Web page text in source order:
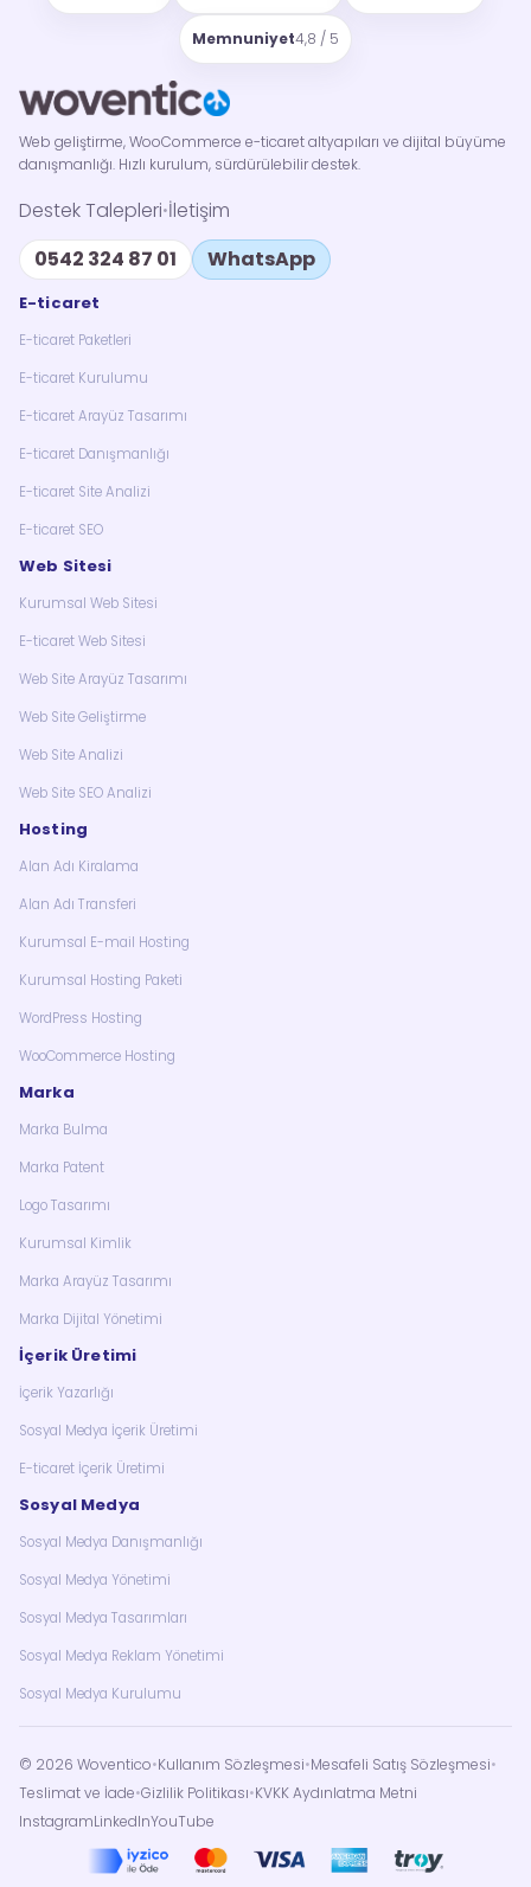
Memnuniyet4,8 / 5
Web geliştirme, WooCommerce e-ticaret altyapıları ve dijital büyüme
danışmanlığı. Hızlı kurulum, sürdürülebilir destek.
Destek Talepleri•İletişim
0542 324 87 01
WhatsApp
E-ticaret
E-ticaret Paketleri
E-ticaret Kurulumu
E-ticaret Arayüz Tasarımı
E-ticaret Danışmanlığı
E-ticaret Site Analizi
E-ticaret SEO
Web Sitesi
Kurumsal Web Sitesi
E-ticaret Web Sitesi
Web Site Arayüz Tasarımı
Web Site Geliştirme
Web Site Analizi
Web Site SEO Analizi
Hosting
Alan Adı Kiralama
Alan Adı Transferi
Kurumsal E-mail Hosting
Kurumsal Hosting Paketi
WordPress Hosting
WooCommerce Hosting
Marka
Marka Bulma
Marka Patent
Logo Tasarımı
Kurumsal Kimlik
Marka Arayüz Tasarımı
Marka Dijital Yönetimi
İçerik Üretimi
İçerik Yazarlığı
Sosyal Medya İçerik Üretimi
E-ticaret İçerik Üretimi
Sosyal Medya
Sosyal Medya Danışmanlığı
Sosyal Medya Yönetimi
Sosyal Medya Tasarımları
Sosyal Medya Reklam Yönetimi
Sosyal Medya Kurulumu
© 2026 Woventico•Kullanım Sözleşmesi•Mesafeli Satış Sözleşmesi•
Teslimat ve İade•Gizlilik Politikası•KVKK Aydınlatma Metni
InstagramLinkedInYouTube